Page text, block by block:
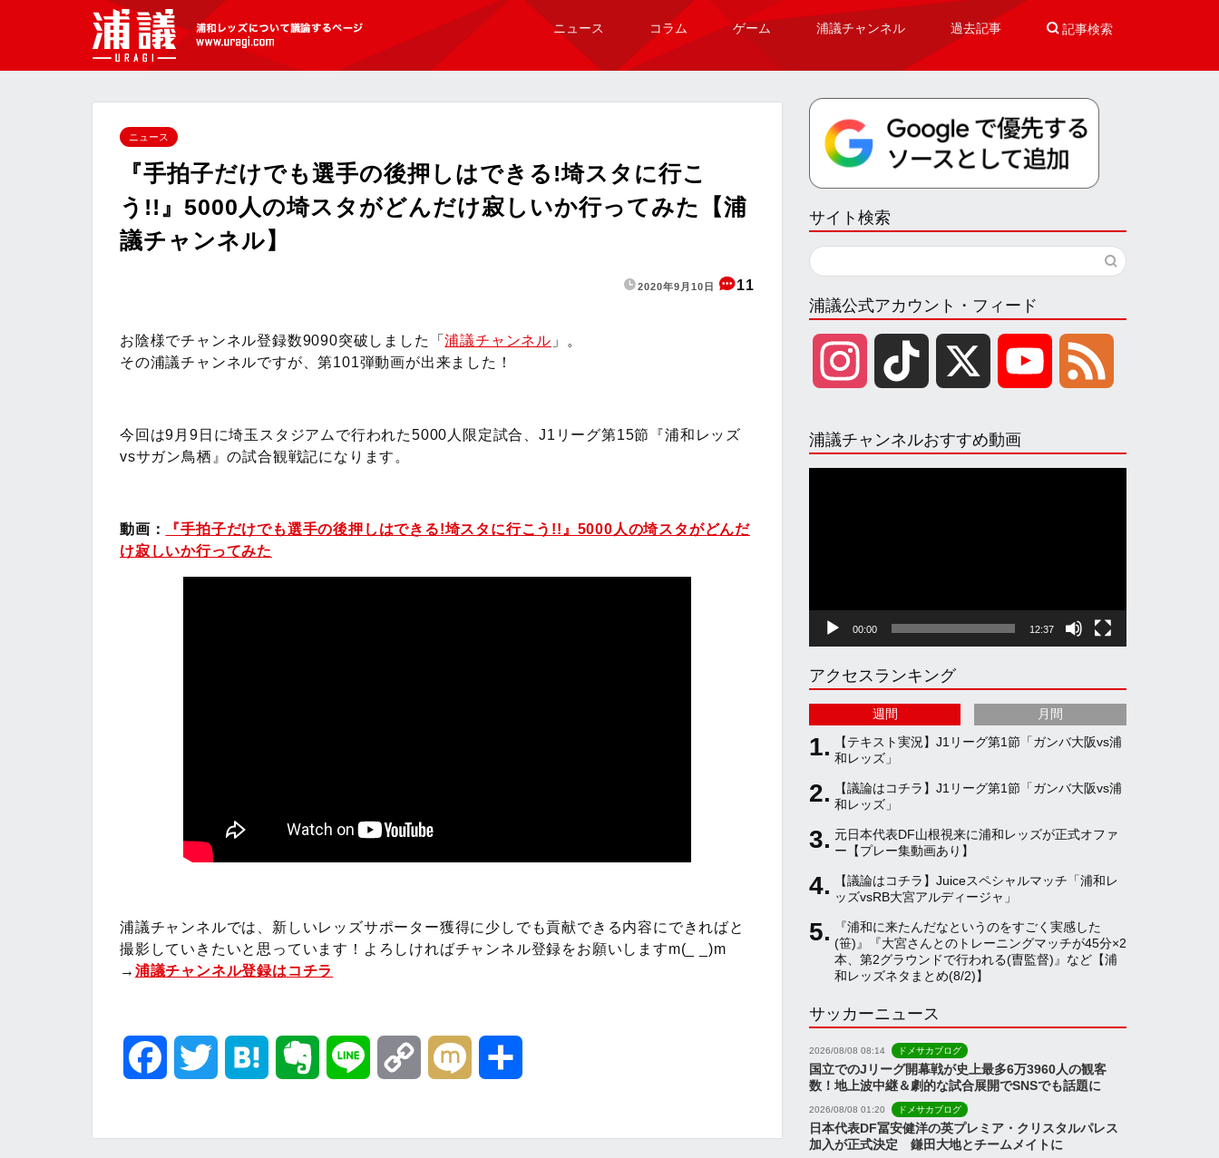
[浦議]浦和レッズについて議論するペ
ニュース コラム ゲーム 浦議チャンネル 過去記事  記事検索
ニュース
『手拍子だけでも選手の後押しはできる!埼スタに行こ
う!!』5000人の埼スタがどんだけ寂しいか行ってみた【浦
議チャンネル】
2020年9月10日 11
お陰様でチャンネル登録数9090突破しました「浦議チャンネル 」。
その浦議チャンネルですが、第101弾動画が出来ました！
今回は9月9日に埼玉スタジアムで行われた5000人限定試合、J1リーグ第15節『浦和レッズ
vsサガン鳥栖』の試合観戦記になります。
動画：
『手拍子だけでも選手の後押しはできる!埼スタに行こう!!』5000人の埼スタがどんだ
け寂しいか行ってみた
浦議チャンネルでは、新しいレッズサポーター獲得に少しでも貢献できる内容にできればと
撮影していきたいと思っています！よろしければチャンネル登録をお願いしますm(_ _)m
→ 浦議チャンネル登録はコチラ
サイト検索
浦議公式アカウント・フィード
s
g
r
a
m
k
k
u
b
e
C
h
n
l
e
浦議チャンネルおすすめ動画
00:00 12:37
アクセスランキング
週間 月間
【テキスト実況】J1リーグ第1節「ガンバ大阪vs浦
和レッズ」
【議論はコチラ】J1リーグ第1節「ガンバ大阪vs浦
和レッズ」
元日本代表DF山根視来に浦和レッズが正式オファ
ー【プレー集動画あり】
【議論はコチラ】Juiceスペシャルマッチ「浦和レ
ッズvsRB大宮アルディージャ」
『浦和に来たんだなというのをすごく実感した
(笹)』『大宮さんとのトレーニングマッチが45分×2
本、第2グラウンドで行われる(曺監督)』など【浦
和レッズネタまとめ(8/2)】
サッカーニュース
2026/08/08 08:14 ドメサカブログ
国立でのJリーグ開幕戦が史上最多6万3960人の観客
数！地上波中継＆劇的な試合展開でSNSでも話題に
2026/08/08 01:20 ドメサカブログ
日本代表DF冨安健洋の英プレミア・クリスタルパレス
加入が正式決定 鎌田大地とチームメイトに